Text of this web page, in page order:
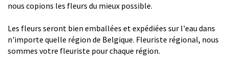
nous copions les fleurs du mieux possible.
Les fleurs seront bien emballées et expédiées sur l'eau dans
n'importe quelle région de Belgique. Fleuriste régional, nous
sommes votre fleuriste pour chaque région.